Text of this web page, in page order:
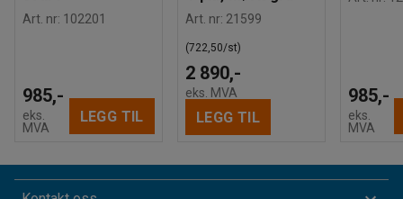
Art. nr: 102201
985,-
eks.
MVA
LEGG TIL
Art. nr: 21599
2 890,-
(722,50/st)
eks. MVA
LEGG TIL
985,-
eks.
MVA